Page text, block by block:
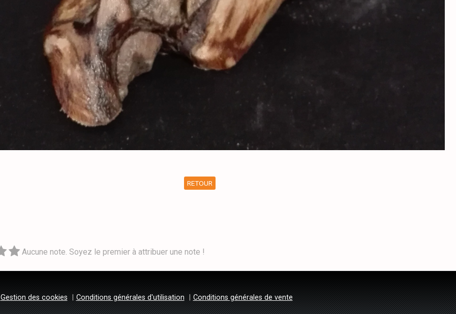
RETOUR
Aucune note. Soyez le premier à attribuer une note !
Gestion des cookies Conditions générales d'utilisation Conditions générales de vente